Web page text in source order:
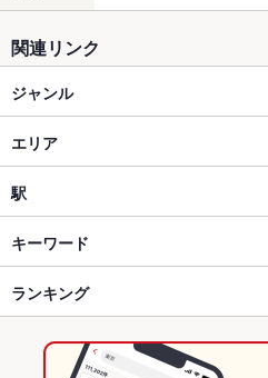
関連リンク
ジャンル
居酒屋
和風
錦糸町・浅草橋・両国・亀戸 × 居酒屋
錦糸町・浅草橋・両国・亀戸 × 和風
新小岩駅 × 居酒屋
エリア
新小岩
新小岩 × 居酒屋
新小岩 × 和風
新小岩 × 創作料理
駅
錦糸町駅
小岩駅
新小岩駅
キーワード
からあげ
ランキング
東京のグルメランキング